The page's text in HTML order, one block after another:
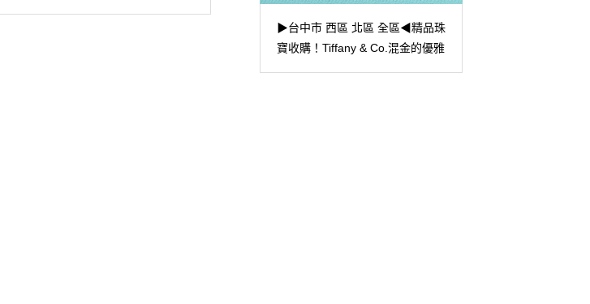
▶台中市 西區 北區 全區◀精品珠
寶收購！Tiffany & Co.混金的優雅